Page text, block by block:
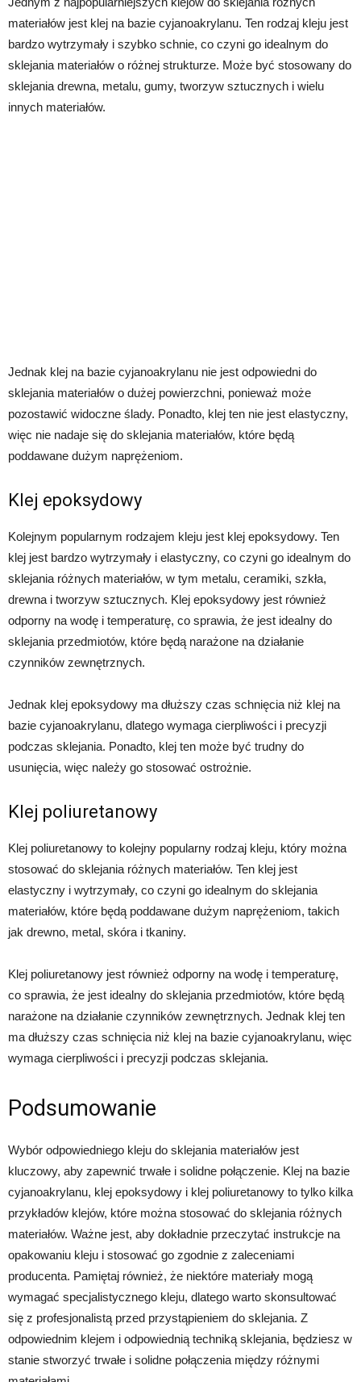
materiałów jest klej na bazie cyjanoakrylanu. Ten rodzaj kleju jest
bardzo wytrzymały i szybko schnie, co czyni go idealnym do
sklejania materiałów o różnej strukturze. Może być stosowany do
sklejania drewna, metalu, gumy, tworzyw sztucznych i wielu
innych materiałów.
Jednak klej na bazie cyjanoakrylanu nie jest odpowiedni do
sklejania materiałów o dużej powierzchni, ponieważ może
pozostawić widoczne ślady. Ponadto, klej ten nie jest elastyczny,
więc nie nadaje się do sklejania materiałów, które będą
poddawane dużym naprężeniom.
Klej epoksydowy
Kolejnym popularnym rodzajem kleju jest klej epoksydowy. Ten
klej jest bardzo wytrzymały i elastyczny, co czyni go idealnym do
sklejania różnych materiałów, w tym metalu, ceramiki, szkła,
drewna i tworzyw sztucznych. Klej epoksydowy jest również
odporny na wodę i temperaturę, co sprawia, że jest idealny do
sklejania przedmiotów, które będą narażone na działanie
czynników zewnętrznych.
Jednak klej epoksydowy ma dłuższy czas schnięcia niż klej na
bazie cyjanoakrylanu, dlatego wymaga cierpliwości i precyzji
podczas sklejania. Ponadto, klej ten może być trudny do
usunięcia, więc należy go stosować ostrożnie.
Klej poliuretanowy
Klej poliuretanowy to kolejny popularny rodzaj kleju, który można
stosować do sklejania różnych materiałów. Ten klej jest
elastyczny i wytrzymały, co czyni go idealnym do sklejania
materiałów, które będą poddawane dużym naprężeniom, takich
jak drewno, metal, skóra i tkaniny.
Klej poliuretanowy jest również odporny na wodę i temperaturę,
co sprawia, że jest idealny do sklejania przedmiotów, które będą
narażone na działanie czynników zewnętrznych. Jednak klej ten
ma dłuższy czas schnięcia niż klej na bazie cyjanoakrylanu, więc
wymaga cierpliwości i precyzji podczas sklejania.
Podsumowanie
Wybór odpowiedniego kleju do sklejania materiałów jest
kluczowy, aby zapewnić trwałe i solidne połączenie. Klej na bazie
cyjanoakrylanu, klej epoksydowy i klej poliuretanowy to tylko kilka
przykładów klejów, które można stosować do sklejania różnych
materiałów. Ważne jest, aby dokładnie przeczytać instrukcje na
opakowaniu kleju i stosować go zgodnie z zaleceniami
producenta. Pamiętaj również, że niektóre materiały mogą
wymagać specjalistycznego kleju, dlatego warto skonsultować
się z profesjonalistą przed przystąpieniem do sklejania. Z
odpowiednim klejem i odpowiednią techniką sklejania, będziesz w
stanie stworzyć trwałe i solidne połączenia między różnymi